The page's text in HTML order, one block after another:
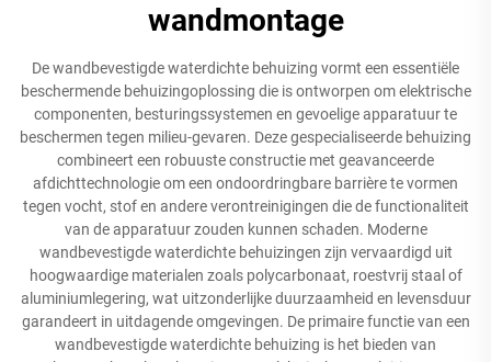
wandmontage
De wandbevestigde waterdichte behuizing vormt een essentiële
beschermende behuizingoplossing die is ontworpen om elektrische
componenten, besturingssystemen en gevoelige apparatuur te
beschermen tegen milieu-gevaren. Deze gespecialiseerde behuizing
combineert een robuuste constructie met geavanceerde
afdichttechnologie om een ondoordringbare barrière te vormen
tegen vocht, stof en andere verontreinigingen die de functionaliteit
van de apparatuur zouden kunnen schaden. Moderne
wandbevestigde waterdichte behuizingen zijn vervaardigd uit
hoogwaardige materialen zoals polycarbonaat, roestvrij staal of
aluminiumlegering, wat uitzonderlijke duurzaamheid en levensduur
garandeert in uitdagende omgevingen. De primaire functie van een
wandbevestigde waterdichte behuizing is het bieden van